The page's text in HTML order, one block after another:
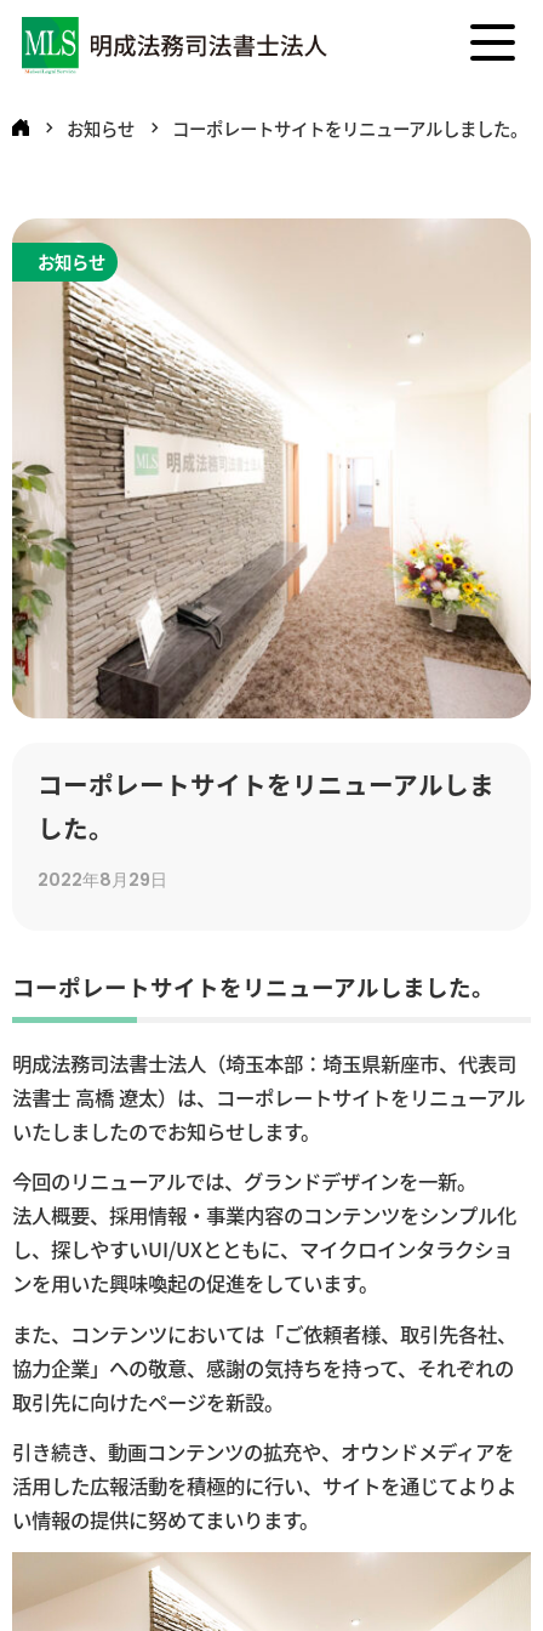
お知らせ コーポレートサイトをリニューアルしました。
お知らせ
コーポレートサイトをリニューアルしま
した。
2022年8月29日
コーポレートサイトをリニューアルしました。
明成法務司法書士法人（埼玉本部：埼玉県新座市、代表司
法書士 高橋 遼太）は、コーポレートサイトをリニューアル
いたしましたのでお知らせします。
今回のリニューアルでは、グランドデザインを一新。
法人概要、採用情報・事業内容のコンテンツをシンプル化
し、探しやすいUI/UXとともに、マイクロインタラクショ
ンを用いた興味喚起の促進をしています。
また、コンテンツにおいては「ご依頼者様、取引先各社、
協力企業」への敬意、感謝の気持ちを持って、それぞれの
取引先に向けたページを新設。
引き続き、動画コンテンツの拡充や、オウンドメディアを
活用した広報活動を積極的に行い、サイトを通じてよりよ
い情報の提供に努めてまいります。